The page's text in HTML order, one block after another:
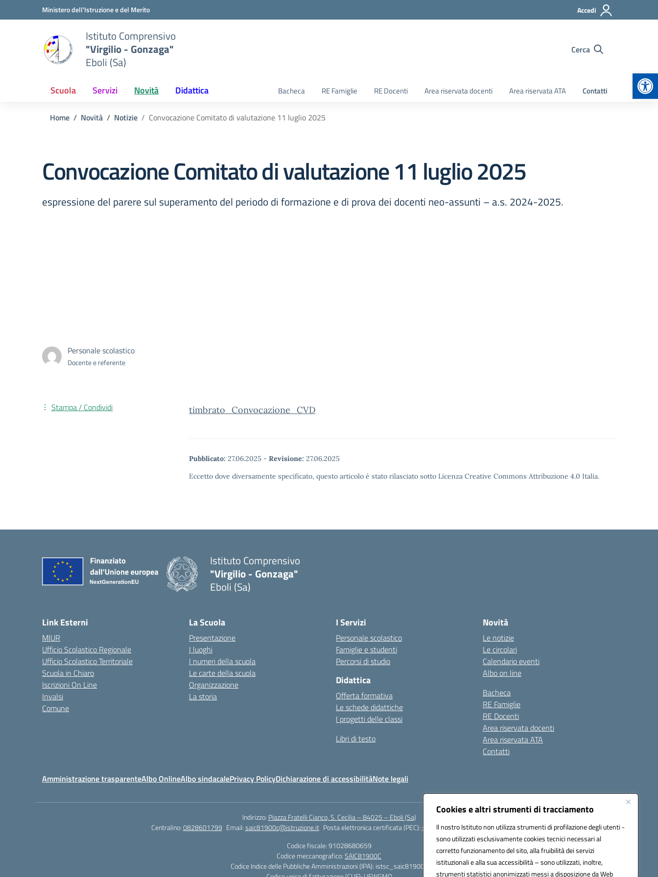
Cookies e altri strumenti di tracciamento
Il nostro Istituto non utilizza strumenti di profilazione degli utenti -
sono utilizzati esclusivamente cookies tecnici necessari al
corretto funzionamento del sito, alla fruibilità dei servizi
istituzionali e alla sua accessibilità – sono utilizzati, inoltre,
strumenti statistici anonimizzati messi a disposizione da Web
Vai ai contenuti
Vai al menu di navigazioneMinistero dell'Istruzione e del Merito Accedi
Istituto Comprensivo
"Virgilio - Gonzaga"
Eboli (Sa)
Cerca
Scuola Servizi Novità Didattica Bacheca RE Famiglie RE Docenti Area riservata docenti Area riservata ATA Contatti
Home Novità Notizie Convocazione Comitato di valutazione 11 luglio 2025
Convocazione Comitato di valutazione 11 luglio 2025
espressione del parere sul superamento del periodo di formazione e di prova dei docenti neo-assunti – a.s. 2024-2025.
Personale scolastico
Docente e referente
timbrato_Convocazione_CVD
Pubblicato: 27.06.2025 - Revisione: 27.06.2025
Eccetto dove diversamente specificato, questo articolo è stato rilasciato sotto Licenza Creative Commons Attribuzione 4.0 Italia.
Stampa / Condividi
Istituto Comprensivo
"Virgilio - Gonzaga"
Eboli (Sa)
Link Esterni
MIUR
Ufficio Scolastico Regionale
Ufficio Scolastico Territoriale
Scuola in Chiaro
Iscrizioni On Line
Invalsi
Comune
La Scuola
Presentazione
I luoghi
I numeri della scuola
Le carte della scuola
Organizzazione
La storia
I Servizi
Personale scolastico
Famiglie e studenti
Percorsi di studio
Didattica
Offerta formativa
Le schede didattiche
I progetti delle classi
Libri di testo
Novità
Le notizie
Le circolari
Calendario eventi
Albo on line
Bacheca
RE Famiglie
RE Docenti
Area riservata docenti
Area riservata ATA
Contatti
Amministrazione trasparenteAlbo OnlineAlbo sindacalePrivacy PolicyDichiarazione di accessibilitàNote legali
Indirizzo: Piazza Fratelli Cianco, S. Cecilia – 84025 – Eboli (Sa)
Centralino:0828601799 Email:saic81900c@istruzione.it Posta elettronica certificata (PEC):saic81900c@pec.istruzione.it
Codice fiscale: 91028680659
Codice meccanografico:SAIC81900C
Codice Indice delle Pubbliche Amministrazioni (IPA): istsc_saic81900c